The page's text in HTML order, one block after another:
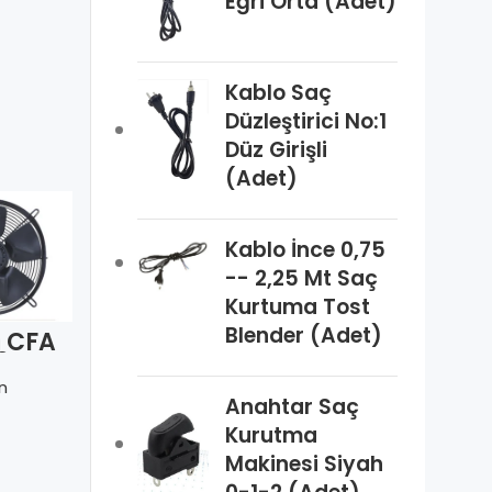
SANMU YWF
900 Devir Fan
Motoru
SANMU YWF
Z 1400 Devir
Fan Motoru
Kablo Saç
Düzleştirici No:1
Düz Girişli
(Adet)
Kablo İnce 0,75
-- 2,25 Mt Saç
Kurtuma Tost
Blender (Adet)
Anahtar Saç
Kurutma
Makinesi Siyah